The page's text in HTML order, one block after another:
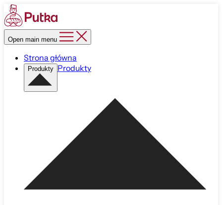
Open main menu
Strona główna
Produkty Produkty